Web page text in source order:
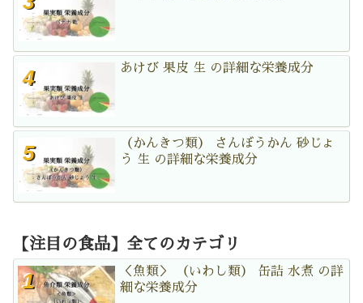
あけび 果皮 生 の詳細な栄養成分
（かんきつ類） さんぼうかん 砂じょ
う 生 の詳細な栄養成分
【注目の食品】全てのカテゴリ
＜魚類＞ （いわし類） 缶詰 水煮 の詳
細な栄養成分